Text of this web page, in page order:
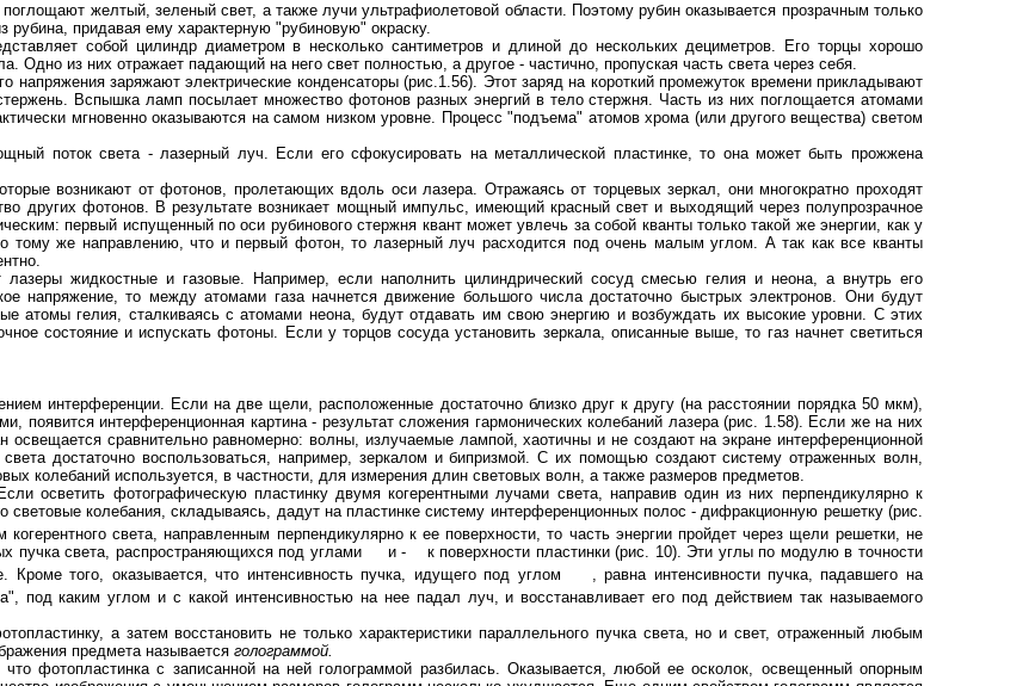
желтый, зеленый свет, а также лучи ультрафиолетовой области. Поэтому рубин оказывается прозрачным только
рубина, придавая ему характерную "рубиновую" окраску.
собой цилиндр диаметром в несколько сантиметров и длиной до нескольких дециметров. Его торцы хорошо
Одно из них отражает падающий на него свет полностью, а другое - частично, пропуская часть света через себя.
напряжения заряжают электрические конденсаторы (рис.1.56). Этот заряд на короткий промежуток времени прикладывают
Вспышка ламп посылает множество фотонов разных энергий в тело стержня. Часть из них поглощается атомами
мгновенно оказываются на самом низком уровне. Процесс "подъема" атомов хрома (или другого вещества) светом
поток света - лазерный луч. Если его сфокусировать на металлической пластинке, то она может быть прожжена
возникают от фотонов, пролетающих вдоль оси лазера. Отражаясь от торцевых зеркал, они многократно проходят
других фотонов. В результате возникает мощный импульс, имеющий красный свет и выходящий через полупрозрачное
первый испущенный по оси рубинового стержня квант может увлечь за собой кванты только такой же энергии, как у
тому же направлению, что и первый фотон, то лазерный луч расходится под очень малым углом. А так как все кванты
жидкостные и газовые. Например, если наполнить цилиндрический сосуд смесью гелия и неона, а внутрь его
напряжение, то между атомами газа начнется движение большого числа достаточно быстрых электронов. Они будут
атомы гелия, сталкиваясь с атомами неона, будут отдавать им свою энергию и возбуждать их высокие уровни. С этих
состояние и испускать фотоны. Если у торцов сосуда установить зеркала, описанные выше, то газ начнет светиться
интерференции. Если на две щели, расположенные достаточно близко друг к другу (на расстоянии порядка 50 мкм),
появится интерференционная картина - результат сложения гармонических колебаний лазера (рис. 1.58). Если же на них
освещается сравнительно равномерно: волны, излучаемые лампой, хаотичны и не создают на экране интерференционной
достаточно воспользоваться, например, зеркалом и бипризмой. С их помощью создают систему отраженных волн,
колебаний используется, в частности, для измерения длин световых волн, а также размеров предметов.
осветить фотографическую пластинку двумя когерентными лучами света, направив один из них перпендикулярно к
световые колебания, складываясь, дадут на пластинке систему интерференционных полос - дифракционную решетку (рис.
света, направленным перпендикулярно к ее поверхности, то часть энергии пройдет через щели решетки, не
пучка света, распространяющихся под углами
и -
к поверхности пластинки (рис. 10). Эти углы по модулю в точности
того, оказывается, что интенсивность пучка, идущего под углом
, равна интенсивности пучка, падавшего на
под каким углом и с какой интенсивностью на нее падал луч, и восстанавливает его под действием так называемого
а затем восстановить не только характеристики параллельного пучка света, но и свет, отраженный любым
предмета называетсяголограммой.
фотопластинка с записанной на ней голограммой разбилась. Оказывается, любой ее осколок, освещенный опорным